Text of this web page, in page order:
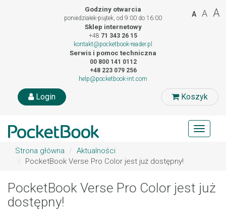
Godziny otwarcia
poniedziałek-piątek, od 9:00 do 16:00
Sklep internetowy
+48 71 343 26 15
kontakt@pocketbook-reader.pl
Serwis i pomoc techniczna
00 800 141 0112
+48 223 079 256
help@pocketbook-int.com
Koszyk
Login
A A A
Toggle
Strona główna
Aktualności
PocketBook Verse Pro Color jest już dostępny!
PocketBook Verse Pro Color jest już
dostępny!